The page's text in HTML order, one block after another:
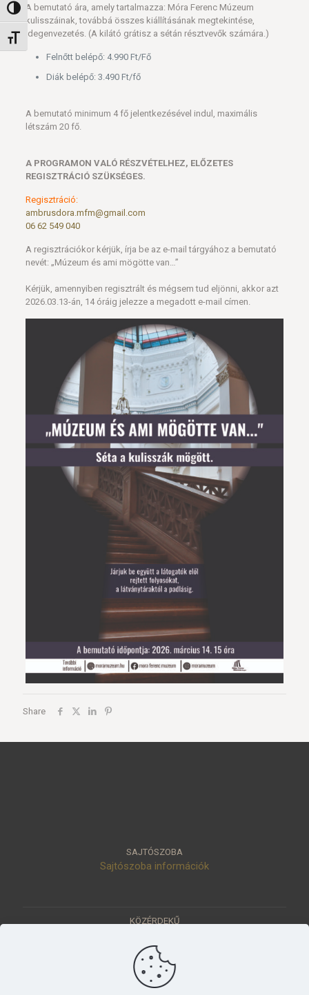
Nagy kontraszt váltása
Betűméret váltása
A bemutató ára, amely tartalmazza: Móra Ferenc Múzeum
kulisszáinak, továbbá összes kiállításának megtekintése,
idegenvezetés. (A kilátó grátisz a sétán résztvevők számára.)
Felnőtt belépő: 4.990 Ft/Fő
Diák belépő: 3.490 Ft/fő
A bemutató minimum 4 fő jelentkezésével indul, maximális
létszám 20 fő.
A PROGRAMON VALÓ RÉSZVÉTELHEZ, ELŐZETES
REGISZTRÁCIÓ SZÜKSÉGES.
Regisztráció:
ambrusdora.mfm@gmail.com
06 62 549 040
A regisztrációkor kérjük, írja be az e-mail tárgyához a bemutató
nevét: „Múzeum és ami mögötte van…”
Kérjük, amennyiben regisztrált és mégsem tud eljönni, akkor azt
2026.03.13-án, 14 óráig jelezze a megadott e-mail címen.
Share
SAJTÓSZOBA
Sajtószoba információk
KÖZÉRDEKŰ
Értéktár
Pályázatok